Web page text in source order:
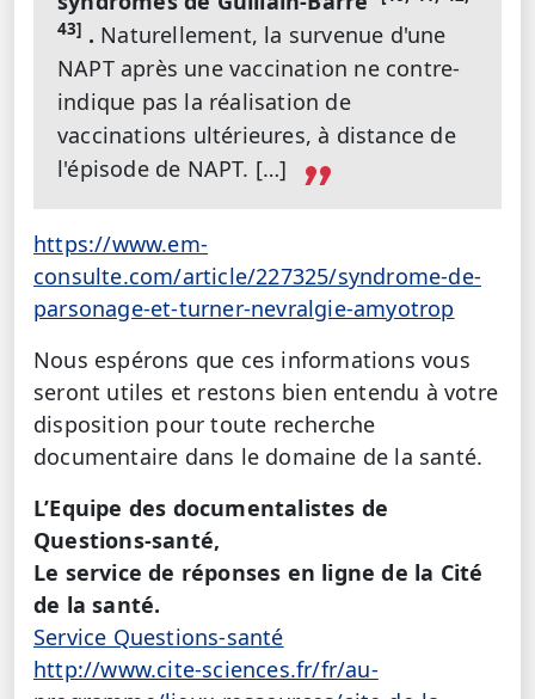
43] . Naturellement, la survenue d'une
NAPT après une vaccination ne contre-
indique pas la réalisation de
vaccinations ultérieures, à distance de
l'épisode de NAPT. […]
https://www.em-
consulte.com/article/227325/syndrome-de-
parsonage-et-turner-nevralgie-amyotrop
Nous espérons que ces informations vous
seront utiles et restons bien entendu à votre
disposition pour toute recherche
documentaire dans le domaine de la santé.
L’Equipe des documentalistes de
Questions-santé,
Le service de réponses en ligne de la Cité
de la santé.
Service Questions-santé
http://www.cite-sciences.fr/fr/au-